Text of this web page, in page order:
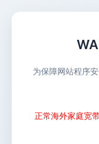
为保障网站程序
正常海外家庭宽